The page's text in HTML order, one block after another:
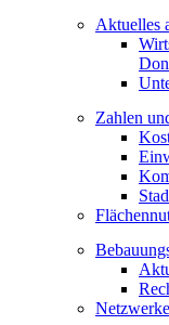
Aktuelles
Zahlen
Netzwerke